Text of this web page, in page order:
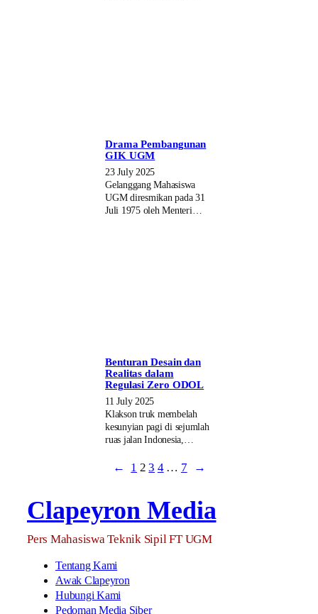
Drama Pembangunan
GIK UGM
23 July 2025
Gelanggang Mahasiswa
UGM diresmikan pada 31
Juli 1975 oleh Menteri…
Benturan Desain dan
Realitas dalam
Regulasi Zero ODOL
11 July 2025
Klakson truk membelah
kesunyian pagi di sejumlah
ruas jalan Indonesia,…
← 1 2 3 4 … 7 →
Clapeyron Media
Pers Mahasiswa Teknik Sipil FT UGM
Tentang Kami
Awak Clapeyron
Hubungi Kami
Pedoman Media Siber